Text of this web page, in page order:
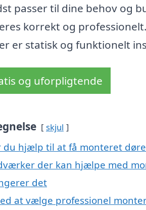
passer til dine behov og
korrekt og
er statisk og funktionelt
og uforpligtende
skjul
du hjælp til at få monteret
der kan hjælpe med
det
at vælge professionel